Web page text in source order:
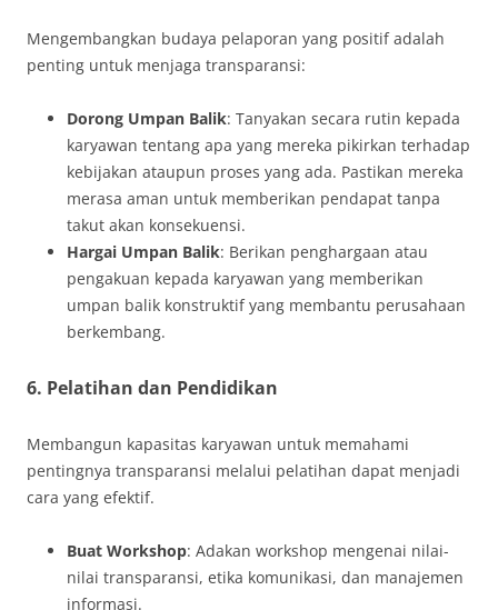
Mengembangkan budaya pelaporan yang positif adalah
penting untuk menjaga transparansi:
Dorong Umpan Balik: Tanyakan secara rutin kepada
karyawan tentang apa yang mereka pikirkan terhadap
kebijakan ataupun proses yang ada. Pastikan mereka
merasa aman untuk memberikan pendapat tanpa
takut akan konsekuensi.
Hargai Umpan Balik: Berikan penghargaan atau
pengakuan kepada karyawan yang memberikan
umpan balik konstruktif yang membantu perusahaan
berkembang.
6. Pelatihan dan Pendidikan
Membangun kapasitas karyawan untuk memahami
pentingnya transparansi melalui pelatihan dapat menjadi
cara yang efektif.
Buat Workshop: Adakan workshop mengenai nilai-
nilai transparansi, etika komunikasi, dan manajemen
informasi.